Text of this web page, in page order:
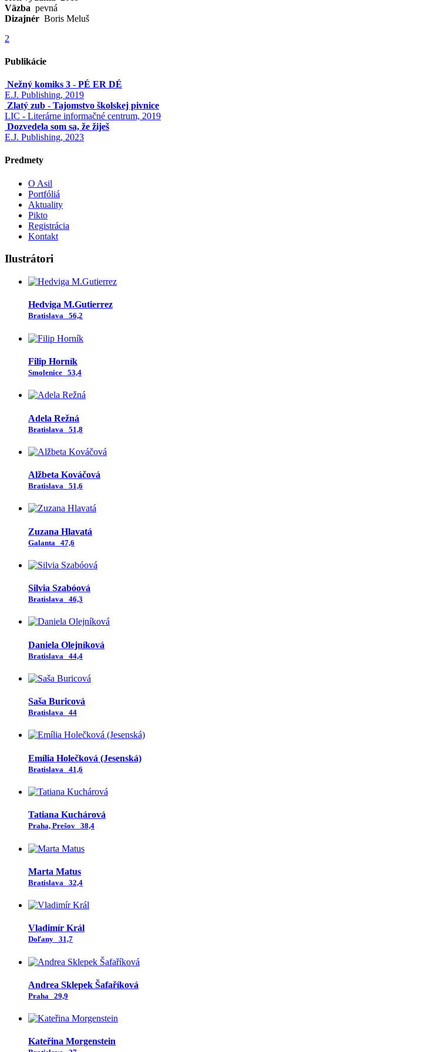
Väzba pevná
Dizajnér Boris Meluš
2
Publikácie
Nežný komiks 3 - PÉ ER DÉ
E.J. Publishing, 2019
Zlatý zub - Tajomstvo školskej pivnice
LIC - Literárne informačné centrum, 2019
Dozvedela som sa, že žiješ
E.J. Publishing, 2023
Predmety
O Asil
Portfóliá
Aktuality
Pikto
Registrácia
Kontakt
Ilustrátori
Hedviga M.Gutierrez
Bratislava 56,2
Filip Horník
Smolenice 53,4
Adela Režná
Bratislava 51,8
Alžbeta Kováčová
Bratislava 51,6
Zuzana Hlavatá
Galanta 47,6
Silvia Szabóová
Bratislava 46,3
Daniela Olejníková
Bratislava 44,4
Saša Buricová
Bratislava 44
Emília Holečková (Jesenská)
Bratislava 41,6
Tatiana Kuchárová
Praha, Prešov 38,4
Marta Matus
Bratislava 32,4
Vladimír Král
Doľany 31,7
Andrea Sklepek Šafaříková
Praha 29,9
Kateřina Morgenstein